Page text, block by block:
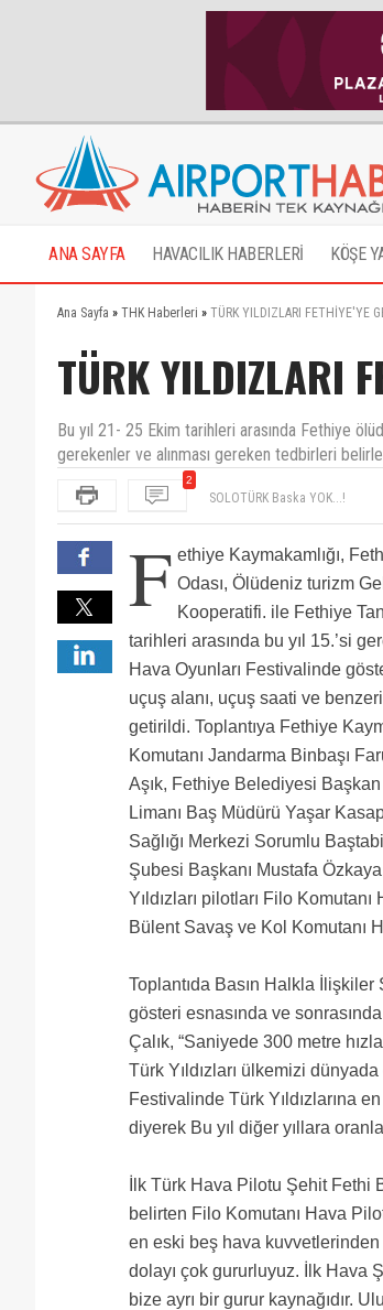
ANA SAYFA HAVACILIK HABERLERİ KÖŞE
Ana Sayfa » THK Haberleri » TÜRK YILDIZLARI FETHİYE'YE
TÜRK YILDIZLARI
Bu yıl 21- 25 Ekim tarihleri arasında Fethiye
gerekenler ve alınması gereken tedbirleri
2
Bir fethiyeli olarak gurur duydum
F ethiye Kaymakamlığı,
Odası, Ölüdeniz turizm
Kooperatifi. ile Fethiye
tarihleri arasında bu yıl 15.’si
Hava Oyunları Festivalinde
uçuş alanı, uçuş saati ve
getirildi. Toplantıya Fethiye
Komutanı Jandarma Binbaşı
Aşık, Fethiye Belediyesi Başkan
Limanı Baş Müdürü Yaşar
Sağlığı Merkezi Sorumlu
Şubesi Başkanı Mustafa
Yıldızları pilotları Filo
Bülent Savaş ve Kol Komutanı
Toplantıda Basın Halkla İlişkiler
gösteri esnasında ve
Çalık, “Saniyede 300 metre
Türk Yıldızları ülkemizi
Festivalinde Türk Yıldızlarına
diyerek Bu yıl diğer yıllara
İlk Türk Hava Pilotu Şehit
belirten Filo Komutanı Hava
en eski beş hava kuvvetlerinden
dolayı çok gururluyuz. İlk Hava
bize ayrı bir gurur kaynağıdır.